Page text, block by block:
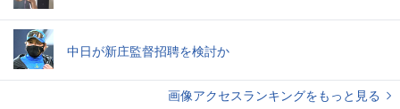
中日が新庄監督招聘を検討か
画像アクセスランキングをもっと見る